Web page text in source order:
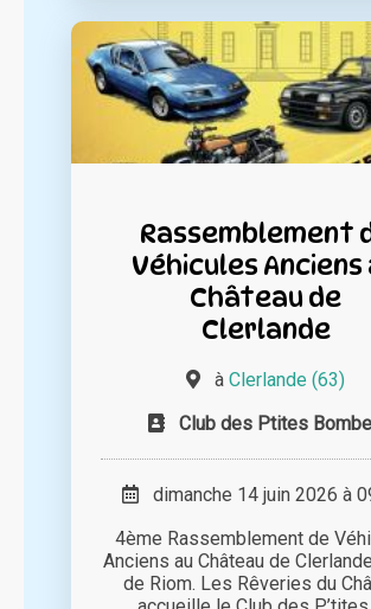
Rassemblement
Véhicules Anciens
Château de
Clerlande
à Clerlande (63)
Club des Ptites
dimanche 14 juin 2026 à
4ème Rassemblement de
Anciens au Château de
de Riom. Les Rêveries du